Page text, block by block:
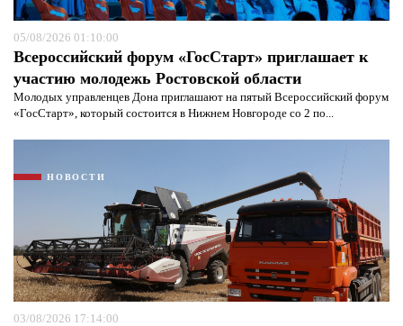
05/08/2026 01:10:00
Всероссийский форум «ГосСтарт» приглашает к
участию молодежь Ростовской области
Молодых управленцев Дона приглашают на пятый Всероссийский форум
«ГосСтарт», который состоится в Нижнем Новгороде со 2 по...
НОВОСТИ
03/08/2026 17:14:00